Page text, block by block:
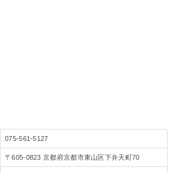
075‐561‐5127
〒605-0823 京都府京都市東山区下弁天町70